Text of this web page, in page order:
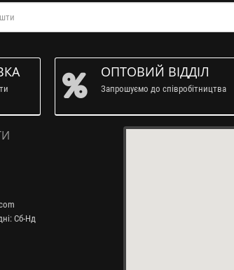
ОПТОВИЙ ВІДДІЛ
Запрошуємо до співробітництва
Сб-Нд